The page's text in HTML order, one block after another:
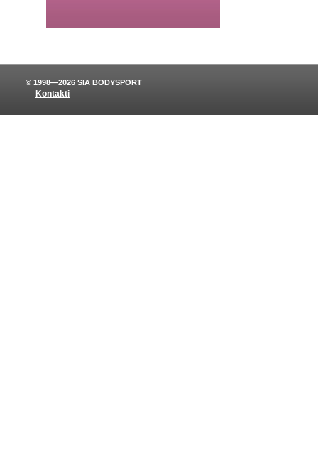
Kontakti
© 1998—2026 SIA BODYSPORT